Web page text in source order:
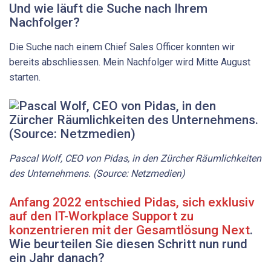
Und wie läuft die Suche nach Ihrem
Nachfolger?
Die Suche nach einem Chief Sales Officer konnten wir
bereits abschliessen. Mein Nachfolger wird Mitte August
starten.
Pascal Wolf, CEO von Pidas, in den Zürcher Räumlichkeiten
des Unternehmens. (Source: Netzmedien)
Anfang 2022 entschied Pidas, sich exklusiv
auf den IT-Workplace Support zu
konzentrieren mit der Gesamtlösung Next.
Wie beurteilen Sie diesen Schritt nun rund
ein Jahr danach?